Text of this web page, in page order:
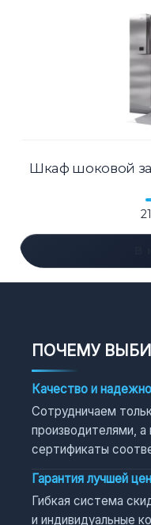
Шкаф шоковой
ПОЧЕМУ
Качество и
Сотрудничаем
производителями,
сертификаты
Гарантия лучшей
Гибкая система
и индивидуальные